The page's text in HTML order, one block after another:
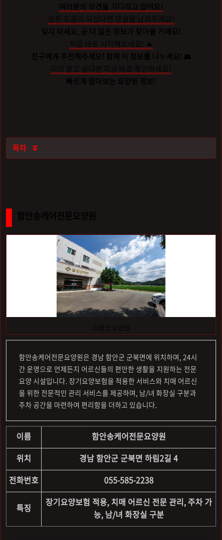
여러분의 의견을 기다리고 있어요!
많은 도움이 되셨다면 댓글을 남겨주세요!
잊지 마세요, 곧 더 많은 정보가 찾아올 거예요!
지금 바로 시작해보세요! 🔥
친구에게 추천해주세요! 함께 이 정보를 나누세요! 👥
미리 알고 싶다면 지금 바로 확인하세요!
빠르게 알아보는 요양원 정보!
목차 
함안송케어전문요양원
의령군 요양원
함안송케어전문요양원은 경남 함안군 군북면에 위치하며, 24시
간 운영으로 언제든지 어르신들의 편안한 생활을 지원하는 전문
요양 시설입니다. 장기요양보험을 적용한 서비스와 치매 어르신
을 위한 전문적인 관리 서비스를 제공하며, 남/녀 화장실 구분과
주차 공간을 마련하여 편리함을 더하고 있습니다.
이름
함안송케어전문요양원
위치
경남 함안군 군북면 하림2길 4
전화번호
055-585-2238
특징
장기요양보험 적용, 치매 어르신 전문 관리, 주차 가
능, 남/녀 화장실 구분